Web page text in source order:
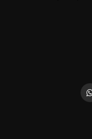
WhatsApp